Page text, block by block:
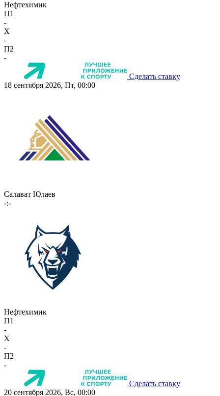
Нефтехимик
П1
-
X
-
П2
-
Сделать ставку
18 сентября 2026, Пт, 00:00
Салават Юлаев
-:-
Нефтехимик
П1
-
X
-
П2
-
Сделать ставку
20 сентября 2026, Вс, 00:00